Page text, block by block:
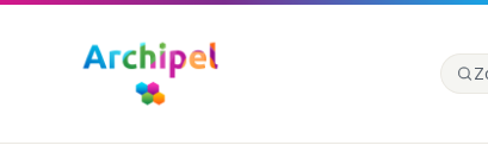
Naar hoofdinhoud